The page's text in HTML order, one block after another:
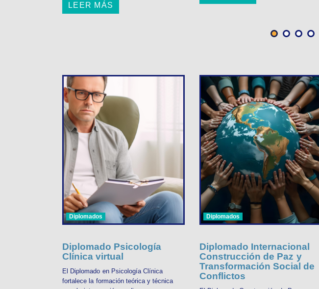
LEER MÁS
Diplomados
Diplomado Psicología
Clínica virtual
El Diplomado en Psicología Clínica
fortalece la formación teórica y técnica
Diplomados
Diplomado Internacional
Construcción de Paz y
Transformación Social de
Conflictos